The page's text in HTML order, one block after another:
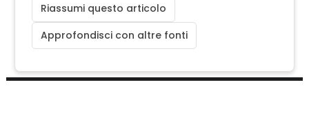
Riassumi questo articolo
Approfondisci con altre fonti